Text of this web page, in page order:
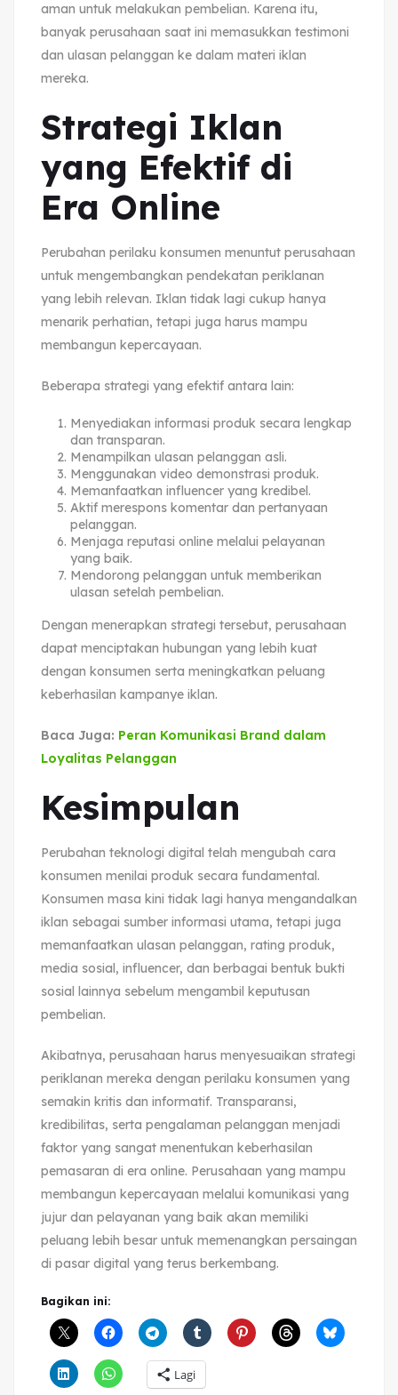
aman untuk melakukan pembelian. Karena itu,
banyak perusahaan saat ini memasukkan testimoni
dan ulasan pelanggan ke dalam materi iklan
mereka.
Strategi Iklan
yang Efektif di
Era Online
Perubahan perilaku konsumen menuntut perusahaan
untuk mengembangkan pendekatan periklanan
yang lebih relevan. Iklan tidak lagi cukup hanya
menarik perhatian, tetapi juga harus mampu
membangun kepercayaan.
Beberapa strategi yang efektif antara lain:
Menyediakan informasi produk secara lengkap
dan transparan.
Menampilkan ulasan pelanggan asli.
Menggunakan video demonstrasi produk.
Memanfaatkan influencer yang kredibel.
Aktif merespons komentar dan pertanyaan
pelanggan.
Menjaga reputasi online melalui pelayanan
yang baik.
Mendorong pelanggan untuk memberikan
ulasan setelah pembelian.
Dengan menerapkan strategi tersebut, perusahaan
dapat menciptakan hubungan yang lebih kuat
dengan konsumen serta meningkatkan peluang
keberhasilan kampanye iklan.
Baca Juga: Peran Komunikasi Brand dalam
Loyalitas Pelanggan
Kesimpulan
Perubahan teknologi digital telah mengubah cara
konsumen menilai produk secara fundamental.
Konsumen masa kini tidak lagi hanya mengandalkan
iklan sebagai sumber informasi utama, tetapi juga
memanfaatkan ulasan pelanggan, rating produk,
media sosial, influencer, dan berbagai bentuk bukti
sosial lainnya sebelum mengambil keputusan
pembelian.
Akibatnya, perusahaan harus menyesuaikan strategi
periklanan mereka dengan perilaku konsumen yang
semakin kritis dan informatif. Transparansi,
kredibilitas, serta pengalaman pelanggan menjadi
faktor yang sangat menentukan keberhasilan
pemasaran di era online. Perusahaan yang mampu
membangun kepercayaan melalui komunikasi yang
jujur dan pelayanan yang baik akan memiliki
peluang lebih besar untuk memenangkan persaingan
di pasar digital yang terus berkembang.
Bagikan ini:
Lagi